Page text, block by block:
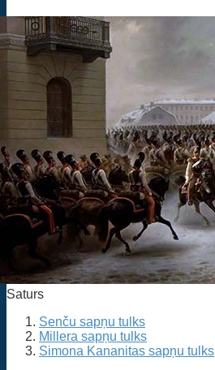
Saturs
Senču sapņu tulks
Millera sapņu tulks
Simona Kananitas sapņu tulks